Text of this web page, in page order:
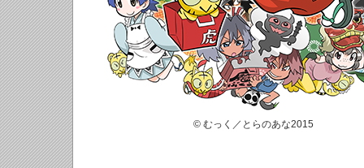
© むっく／とらのあな2015